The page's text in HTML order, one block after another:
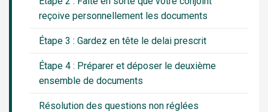
reçoive personnellement les documents
Étape 3 : Gardez en tête le delai prescrit
Étape 4 : Préparer et déposer le deuxième
ensemble de documents
Résolution des questions non réglées